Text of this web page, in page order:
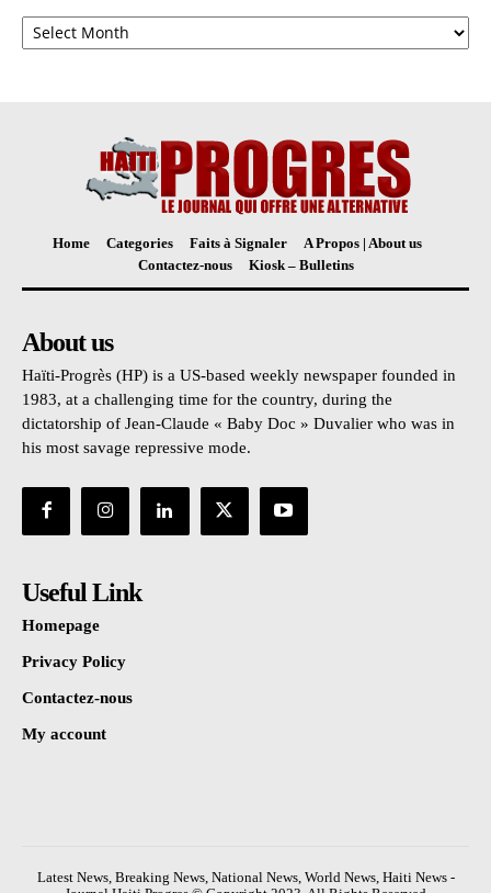
Archives
Home Categories Faits à Signaler
A Propos | About us
Contactez-nous
Kiosk – Bulletins
About us
Haïti-Progrès (HP) is a US-based weekly newspaper founded in
1983, at a challenging time for the country, during the
dictatorship of Jean-Claude « Baby Doc » Duvalier who was in
his most savage repressive mode.
Useful Link
Homepage
Privacy Policy
Contactez-nous
My account
Latest News, Breaking News, National News, World News, Haiti News -